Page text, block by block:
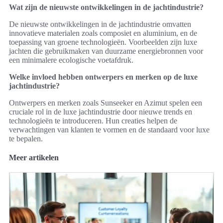
Wat zijn de nieuwste ontwikkelingen in de jachtindustrie?
De nieuwste ontwikkelingen in de jachtindustrie omvatten
innovatieve materialen zoals composiet en aluminium, en de
toepassing van groene technologieën. Voorbeelden zijn luxe
jachten die gebruikmaken van duurzame energiebronnen voor
een minimalere ecologische voetafdruk.
Welke invloed hebben ontwerpers en merken op de luxe
jachtindustrie?
Ontwerpers en merken zoals Sunseeker en Azimut spelen een
cruciale rol in de luxe jachtindustrie door nieuwe trends en
technologieën te introduceren. Hun creaties helpen de
verwachtingen van klanten te vormen en de standaard voor luxe
te bepalen.
Meer artikelen